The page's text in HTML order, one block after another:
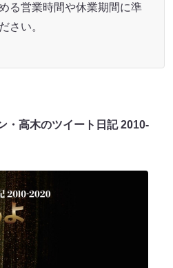
る営業時間や休業期間に準
さい。
・高木のツイート日記 2010-